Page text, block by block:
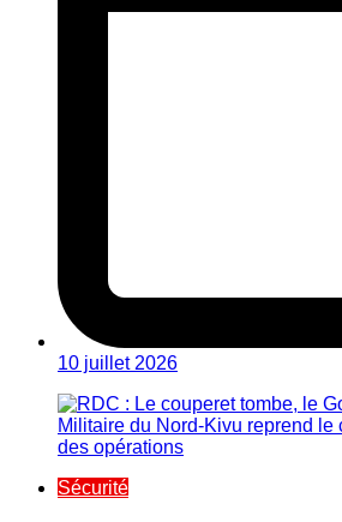
10 juillet 2026
Sécurité